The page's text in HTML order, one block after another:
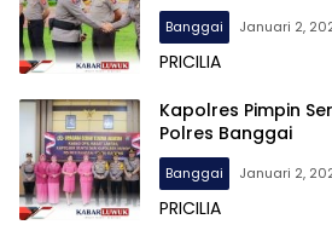
Banggai Januari 2,
PRICILIA
Kapolres Pimpin
Polres Banggai
Banggai Januari 2,
PRICILIA